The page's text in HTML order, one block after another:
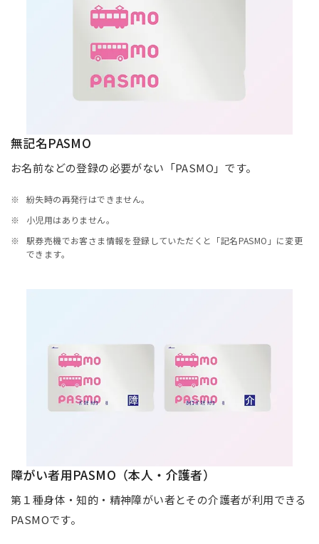
無記名PASMO
お名前などの登録の必要がない「PASMO」です。
紛失時の再発行はできません。
小児用はありません。
駅券売機でお客さま情報を登録していただくと「記名PASMO」に変更
できます。
障がい者用PASMO（本人・介護者）
第１種身体・知的・精神障がい者とその介護者が利用できる
PASMOです。